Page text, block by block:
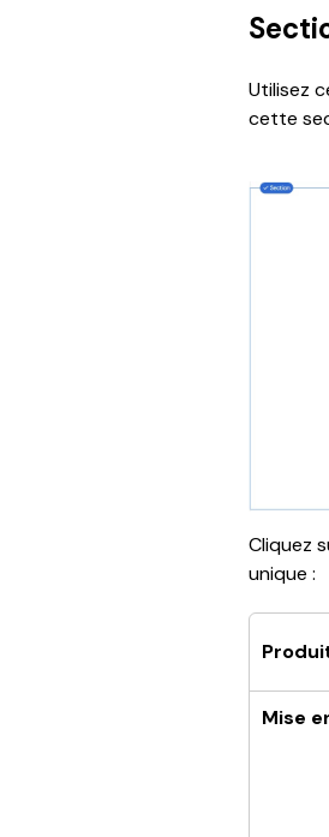
Utilisez
cette
Cliquez
unique :
Mise